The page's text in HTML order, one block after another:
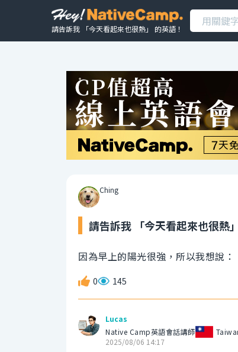
請告訴我 「今天看起來也很熱」 的英語！
Ching
請告訴我 「今天看起來也很熱
因為早上的陽光很強，所以我想說：
0 145
Lucas
Native Camp英語會話講師
2025/08/06 14:17